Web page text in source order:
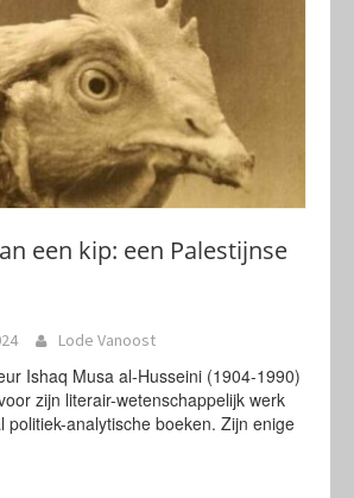
een kip: een Palestijnse
Lode Vanoost
Ishaq Musa al-Husseini (1904-1990)
zijn literair-wetenschappelijk werk
politiek-analytische boeken. Zijn enige